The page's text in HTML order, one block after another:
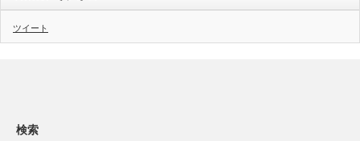
ツイート
検索